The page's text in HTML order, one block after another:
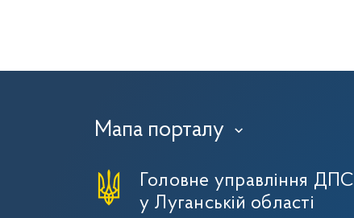
Мапа порталу ›
Головне управління ДПС
у Луганській області